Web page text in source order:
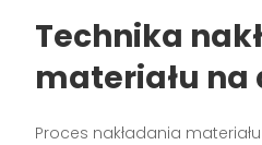
Technika
materiału na
Proces nakładania